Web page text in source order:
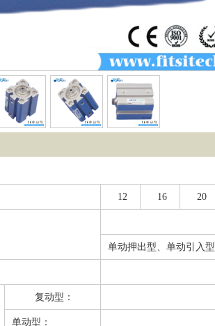
12 16 20
单动押出型、单动引入型
复动型：
单动型：